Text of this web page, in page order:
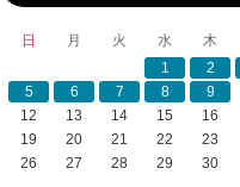
日 月 火 水 木
1
2
5
6 7 8 9
12
13 14 15 16
19
20 21 22 23
26
27 28 29 30